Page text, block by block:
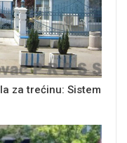
za trećinu: Sistem